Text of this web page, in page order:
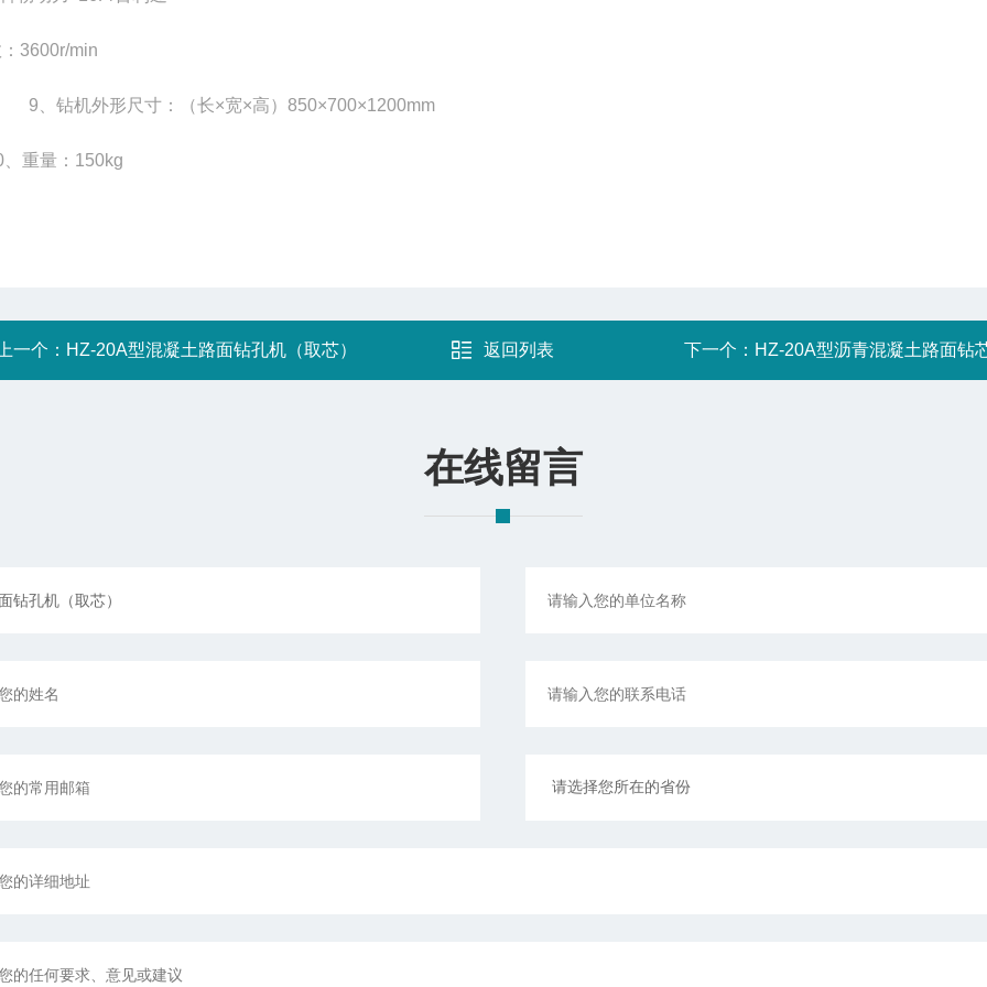
3600r/min
、钻机外形尺寸：（长×宽×高） 850×700×1200mm
、重量： 150kg
一个： HZ-20A型混凝土路面钻孔机（取芯） 返回列表 下一个： HZ-20A型沥青混凝土路面钻
在线留言